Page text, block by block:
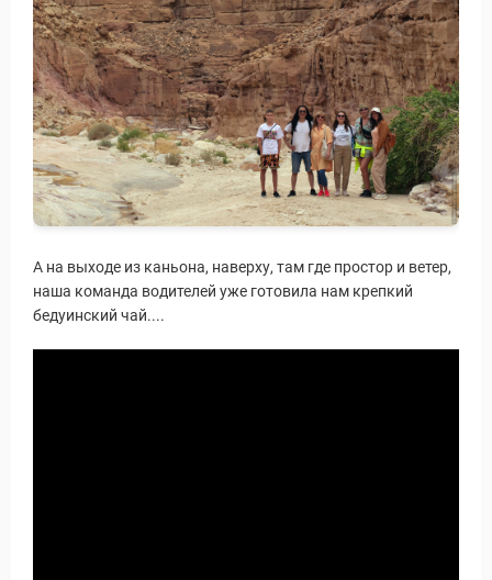
А на выходе из каньона, наверху, там где простор и ветер,
наша команда водителей уже готовила нам крепкий
бедуинский чай....